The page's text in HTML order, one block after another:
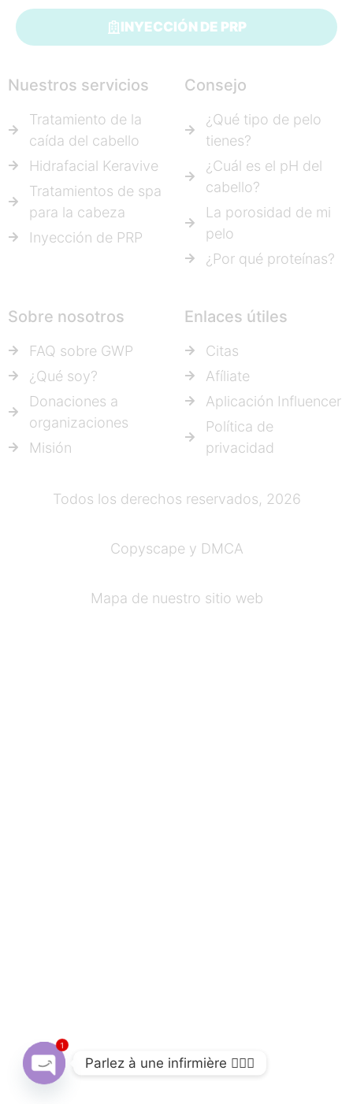
INYECCIÓN DE PRP
Nuestros servicios
Tratamiento de la
caída del cabello
Hidrafacial Keravive
Tratamientos de spa
para la cabeza
Inyección de PRP
Consejo
¿Qué tipo de pelo
tienes?
¿Cuál es el pH del
cabello?
La porosidad de mi
pelo
¿Por qué proteínas?
Sobre nosotros
FAQ sobre GWP
¿Qué soy?
Donaciones a
organizaciones
Misión
Enlaces útiles
Citas
Afíliate
Aplicación Influencer
Política de
privacidad
Todos los derechos reservados, 2026
Copyscape y DMCA
Mapa de nuestro sitio web
Parlez à une infirmière 👩🏽‍⚕️
1